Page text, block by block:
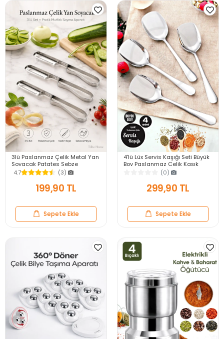
3lü Paslanmaz Çelik Metal Yan
Soyacak Patates Sebze
Salatalık Havuç Soyacağı
Mutfak Soyma Aparatı
4.7 (3)
199,90 TL
Sepete Ekle
4'lü Lüx Servis Kaşığı Seti Büyük
Boy Paslanmaz Çelik Kaşık
Salata Yemek Mutfak Kaşığı
(0)
299,90 TL
Sepete Ekle